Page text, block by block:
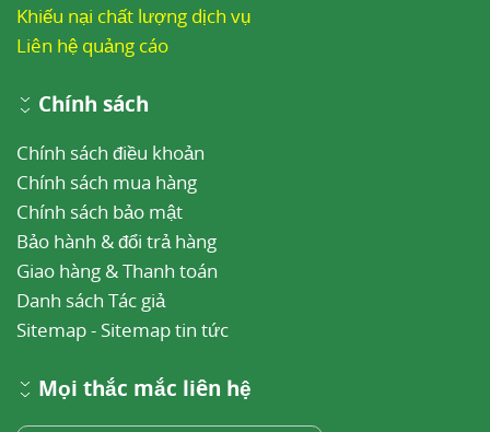
Khiếu nại chất lượng dịch vụ
Liên hệ quảng cáo
Chính sách
Chính sách điều khoản
Chính sách mua hàng
Chính sách bảo mật
Bảo hành & đổi trả hàng
Giao hàng & Thanh toán
Danh sách Tác giả
Sitemap- Sitemap tin tức
Mọi thắc mắc liên hệ